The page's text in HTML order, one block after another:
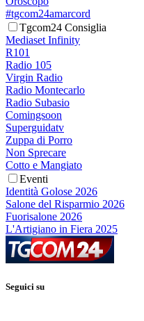
#tgcom24amarcord
Tgcom24 Consiglia
Mediaset Infinity
R101
Radio 105
Virgin Radio
Radio Montecarlo
Radio Subasio
Comingsoon
Superguidatv
Zuppa di Porro
Non Sprecare
Cotto e Mangiato
Eventi
Identità Golose 2026
Salone del Risparmio 2026
Fuorisalone 2026
L'Artigiano in Fiera 2025
Seguici su